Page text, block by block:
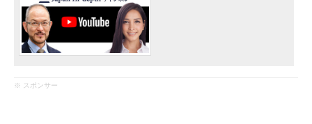
※ スポンサー